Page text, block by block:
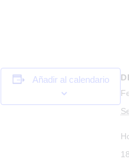
Añadir al calendario